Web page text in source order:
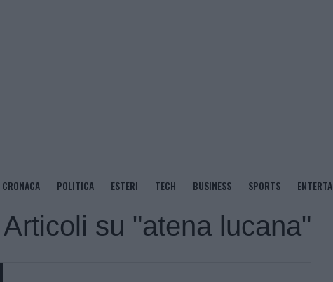
CRONACA POLITICA ESTERI TECH BUSINESS SPORTS
Articoli su "atena lucana"